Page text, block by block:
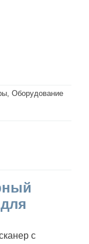
, Оборудование
с